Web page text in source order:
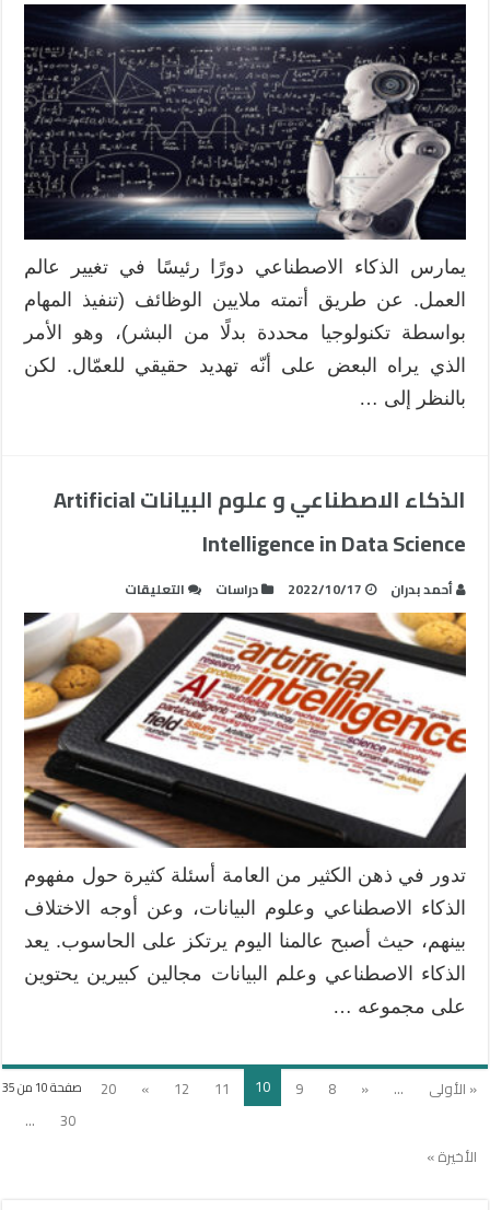
يمارس الذكاء الاصطناعي دورًا رئيسًا في تغيير عالم
العمل. عن طريق أتمته ملايين الوظائف (تنفيذ المهام
بواسطة تكنولوجيا محددة بدلًا من البشر)، وهو الأمر
الذي يراه البعض على أنّه تهديد حقيقي للعمّال. لكن
بالنظر إلى …
الذكاء الاصطناعي و علوم البيانات Artificial
Intelligence in Data Science
أحمد بدران 2022/10/17 دراسات التعليقات
الذكاء
الاصطناعي
و
علوم
البيانات
Artificial
Intelligence
in
Data
Science
مغلقة
تدور في ذهن الكثير من العامة أسئلة كثيرة حول مفهوم
الذكاء الاصطناعي وعلوم البيانات، وعن أوجه الاختلاف
بينهم، حيث أصبح عالمنا اليوم يرتكز على الحاسوب. يعد
الذكاء الاصطناعي وعلم البيانات مجالين كبيرين يحتوين
على مجموعه …
صفحة 10 من 35 « الأولى ...
«
8
9
10
11
12
»
20
30
...
الأخيرة »